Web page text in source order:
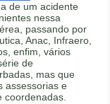
de um acidente
nessa
passando por
Anac, Infraero,
enfim, vários
de
mas que
assessorias e
coordenadas.